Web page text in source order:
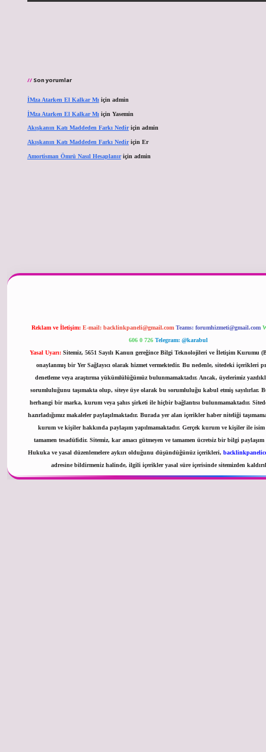
Son yorumlar
İMza Atarken El Kalkar Mıiçin admin
İMza Atarken El Kalkar Mıiçin Yasemin
Akışkanın Katı Maddeden Farkı Nediriçin admin
Akışkanın Katı Maddeden Farkı Nediriçin Er
Amortisman Ömrü Nasıl Hesaplanıriçin admin
Reklam ve İletişim: E-mail: backlinkpaneli@gmail.com Teams: forumhizmeti@gmail.com
606 0 726 Telegram: @karabul
Yasal Uyarı:Sitemiz, 5651 Sayılı Kanun gereğince Bilgi Teknolojileri ve İletişim Kurumu
onaylanmış bir Yer Sağlayıcı olarak hizmet vermektedir. Bu nedenle, sitedeki içerikleri
denetleme veya araştırma yükümlülüğümüz bulunmamaktadır. Ancak, üyelerimiz
sorumluluğunu taşımakta olup, siteye üye olarak bu sorumluluğu kabul etmiş sayılırlar.
herhangi bir marka, kurum veya şahıs şirketi ile hiçbir bağlantısı bulunmamaktadır.
hazırladığımız makaleler paylaşılmaktadır. Burada yer alan içerikler haber niteliği
kurum ve kişiler hakkında paylaşım yapılmamaktadır. Gerçek kurum ve kişiler ile
tamamen tesadüfidir. Sitemiz, kar amacı gütmeyen ve tamamen ücretsiz bir bilgi
Hukuka ve yasal düzenlemelere aykırı olduğunu düşündüğünüz içerikleri,
adresine bildirmeniz halinde, ilgili içerikler yasal süre içerisinde sitemizden